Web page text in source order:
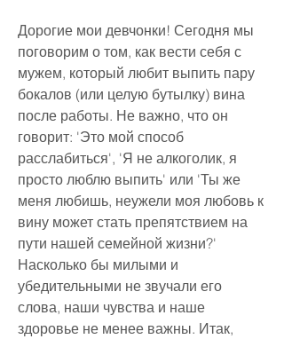
Дорогие мои девчонки! Сегодня мы
поговорим о том, как вести себя с
мужем, который любит выпить пару
бокалов (или целую бутылку) вина
после работы. Не важно, что он
говорит: 'Это мой способ
расслабиться', 'Я не алкоголик, я
просто люблю выпить' или 'Ты же
меня любишь, неужели моя любовь к
вину может стать препятствием на
пути нашей семейной жизни?'
Насколько бы милыми и
убедительными не звучали его
слова, наши чувства и наше
здоровье не менее важны. Итак,